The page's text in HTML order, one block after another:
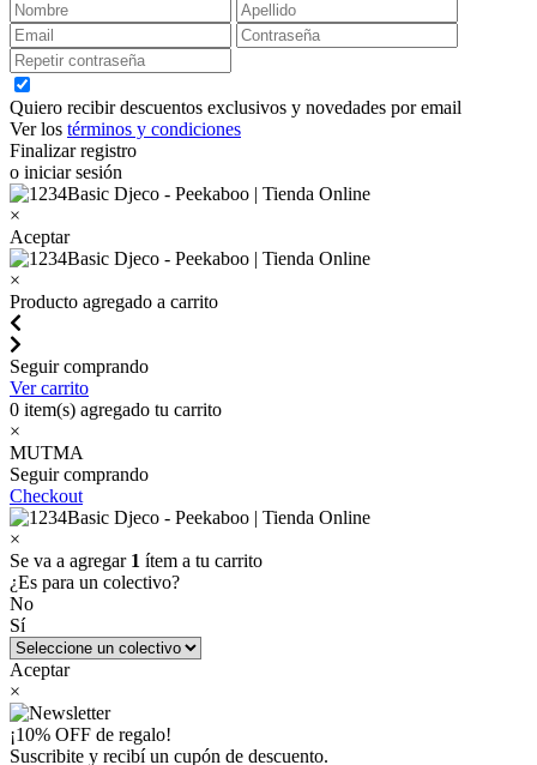
Quiero recibir descuentos exclusivos y novedades por email
Ver los términos y condiciones
Finalizar registro
o iniciar sesión
×
Aceptar
×
Producto agregado a carrito
Seguir comprando
Ver carrito
0 item(s) agregado tu carrito
×
MUTMA
Seguir comprando
Checkout
×
Se va a agregar 1 ítem a tu carrito
¿Es para un colectivo?
No
Sí
Aceptar
×
¡10% OFF de regalo!
Suscribite y recibí un cupón de descuento.